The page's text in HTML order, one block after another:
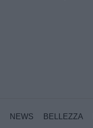
NEWS BELLEZZA